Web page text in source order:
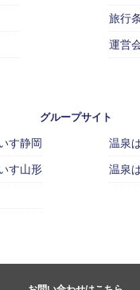
旅行
運営
グループサイト
す静岡
す山形
温泉
温泉